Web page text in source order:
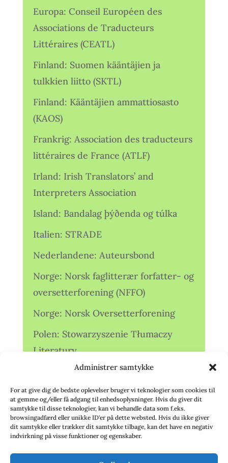
Administrer samtykke
For at give dig de bedste oplevelser bruger vi teknologier som cookies til
at gemme og/eller få adgang til enhedsoplysninger. Hvis du giver dit
samtykke til disse teknologier, kan vi behandle data som f.eks.
browsingadfærd eller unikke ID'er på dette websted. Hvis du ikke giver
dit samtykke eller trækker dit samtykke tilbage, kan det have en negativ
indvirkning på visse funktioner og egenskaber.
Europa: Conseil Européen des
Associations de Traducteurs
Littéraires (CEATL)
Finland: Suomen kääntäjien ja
tulkkien liitto (SKTL)
Finland: Kääntäjien ammattiosasto
(KAOS)
Frankrig: Association des traducteurs
littéraires de France (ATLF)
Irland: Irish Translators’ and
Interpreters Association
Island: Bandalag þýðenda og túlka
Italien: STRADE
Nederlandene: Auteursbond
Norge: Norsk faglitterær forfatter- og
oversetterforening (NFFO)
Norge: Norsk Oversetterforening
Polen: Stowarzyszenie Tłumaczy
Literatury
Storbritannien: Translators
Association (TA)
Sverige: Översättarsektionen (Ö.)
Sverige: Översättarcentrum (ÖC)